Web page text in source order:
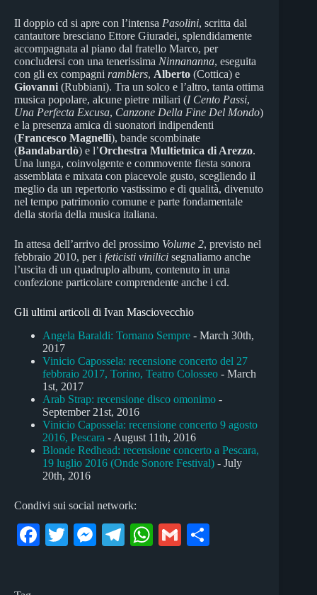
Il doppio cd si apre con l’intensa Pasolini, scritta dal
cantautore bresciano Ettore Giuradei, splendidamente
accompagnata al piano dal fratello Marco, per
concludersi con una tenerissima Ninnananna, eseguita
con gli ex compagni ramblers, Alberto (Cottica) e
Giovanni (Rubbiani). Tra un solco e l’altro, tanta ottima
musica popolare, alcune pietre miliari (I Cento Passi,
Una Perfecta Excusa, Canzone Della Fine Del Mondo)
e la presenza amica di suonatori indipendenti
(Francesco Magnelli), bande scombinate
(Bandabardò) e l’Orchestra Multietnica di Arezzo.
Una lunga, coinvolgente e commovente fiesta sonora
assemblata e mixata con piacevole gusto, scegliendo il
meglio da un repertorio vastissimo e di qualità, divenuto
nel tempo patrimonio comune e parte fondamentale
della storia della musica italiana.
In attesa dell’arrivo del prossimo Volume 2, previsto nel
febbraio 2010, per i feticisti vinilici segnaliamo anche
l’uscita di un quadruplo album, contenuto in una
confezione particolare comprendente anche i cd.
Gli ultimi articoli di Ivan Masciovecchio
Angela Baraldi: Tornano Sempre - March 30th,
2017
Vinicio Capossela: recensione concerto del 27
febbraio 2017, Torino, Teatro Colosseo - March
1st, 2017
Arab Strap: recensione disco omonimo -
September 21st, 2016
Vinicio Capossela: recensione concerto 9 agosto
2016, Pescara - August 11th, 2016
Blonde Redhead: recensione concerto a Pescara,
19 luglio 2016 (Onde Sonore Festival) - July
20th, 2016
Condivi sui social network:
Fa T
M
Te W
G